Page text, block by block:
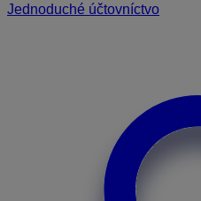
Jednoduché účtovníctvo